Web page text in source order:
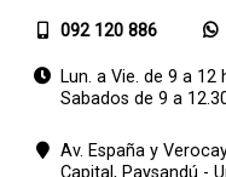
092 120 886
Lun. a Vie. de 9 a 12
Sabados de 9 a
Av. España y